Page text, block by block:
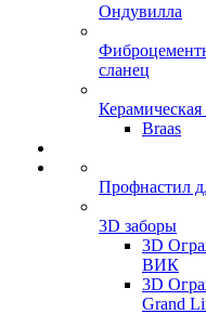
Ондувилла
сланец
Керамическая
Braas
Профнастил
3D заборы
3D
ВИК
3D
Grand